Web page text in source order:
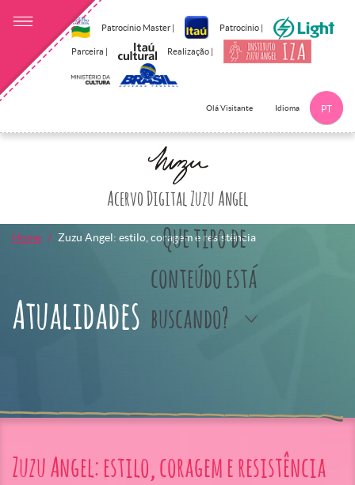
Patrocínio Master | Patrocínio |
Parceira | Realização |
Olá Visitante Idioma PT
Acervo Digital Zuzu Angel
Que tipo de
conteúdo está
buscando?
Home Zuzu Angel: estilo, coragem e resistência
Atualidades
Zuzu Angel: estilo, coragem e resistência